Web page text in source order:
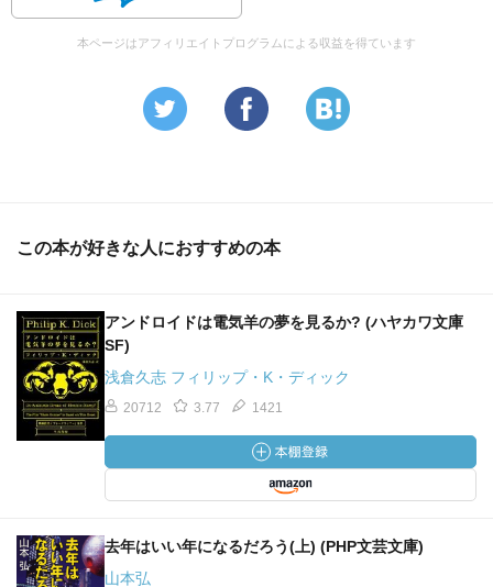
本ページはアフィリエイトプログラムによる収益を得ています
この本が好きな人におすすめの本
アンドロイドは電気羊の夢を見るか? (ハヤカワ文庫
SF)
浅倉久志 フィリップ・K・ディック
20712 3.77 1421
去年はいい年になるだろう(上) (PHP文芸文庫)
山本弘